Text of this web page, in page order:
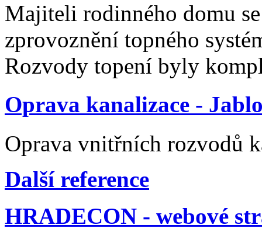
Majiteli rodinného domu
zprovoznění topného
Rozvody topení byly
Oprava kanalizace -
Oprava vnitřních rozvodů
Další reference
HRADECON - webové